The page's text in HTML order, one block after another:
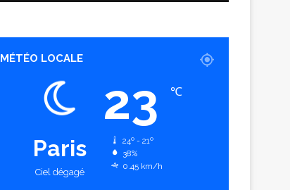
MÉTÉO LOCALE
Paris
Ciel dégagé
23 ℃
24º - 21º
38%
0.45 km/h